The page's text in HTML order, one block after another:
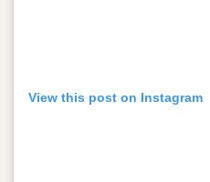
View this post on Instagram